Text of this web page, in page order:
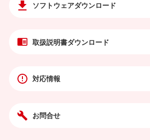
ソフトウェアダウンロード
取扱説明書ダウンロード
対応情報
お問合せ